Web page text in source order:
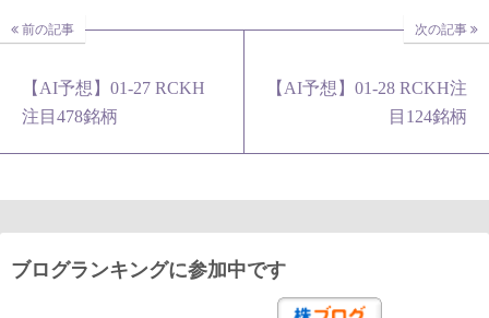
前の記事
【AI予想】01-27 RCKH
注目478銘柄
次の記事
【AI予想】01-28 RCKH注
目124銘柄
ブログランキングに参加中です